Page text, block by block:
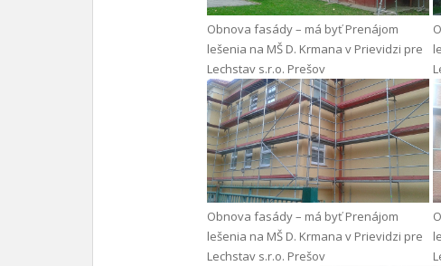
Obnova fasády – má byť Prenájom
lešenia na MŠ D. Krmana v Prievidzi pre
Lechstav s.r.o. Prešov
Obnova fasády – má byť Prenájom
lešenia na MŠ D. Krmana v Prievidzi pre
Lechstav s.r.o. Prešov